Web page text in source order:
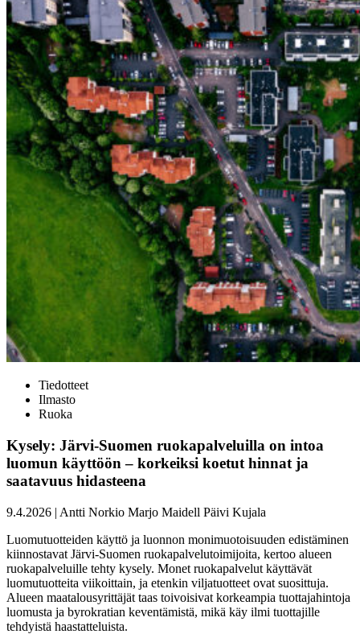
Tiedotteet
Ilmasto
Ruoka
Kysely: Järvi-Suomen ruokapalveluilla on intoa
luomun käyttöön – korkeiksi koetut hinnat ja
saatavuus hidasteena
9.4.2026 | Antti Norkio Marjo Maidell Päivi Kujala
Luomutuotteiden käyttö ja luonnon monimuotoisuuden edistäminen
kiinnostavat Järvi-Suomen ruokapalvelutoimijoita, kertoo alueen
ruokapalveluille tehty kysely. Monet ruokapalvelut käyttävät
luomutuotteita viikoittain, ja etenkin viljatuotteet ovat suosittuja.
Alueen maatalousyrittäjät taas toivoisivat korkeampia tuottajahintoja
luomusta ja byrokratian keventämistä, mikä käy ilmi tuottajille
tehdyistä haastatteluista.